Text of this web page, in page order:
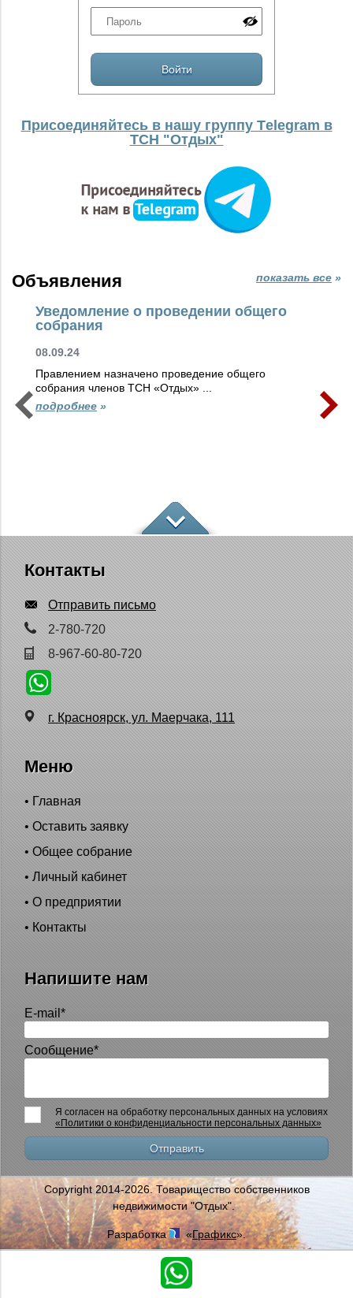
Присоединяйтесь в нашу группу Тelegram в
ТСН "Отдых"
показать все »
Объявления
Уведомление о проведении общего
собрания
08.09.24
Правлением назначено проведение общего
собрания членов ТСН «Отдых» ...
подробнее »
Контакты
Отправить письмо
2-780-720
8-967-60-80-720
г. Красноярск, ул. Маерчака, 111
Меню
Главная
Оставить заявку
Общее собрание
Личный кабинет
О предприятии
Контакты
Напишите нам
E-mail *
Сообщение*
Я согласен на обработку персональных данных на условиях
«Политики о конфиденциальности персональных данных»
Copyright 2014-2026. Товарищество собственников
недвижимости "Отдых".
Разработка «Графикс».